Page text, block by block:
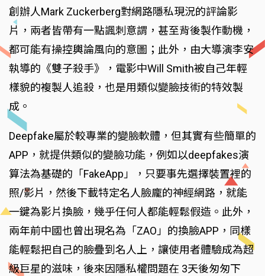
創辦人Mark Zuckerberg對網路隱私現況的評論影
片，兩者皆帶有一點諷刺意謂，甚至背後製作動機，
都可能有操控輿論風向的意圖；此外，由大導演李安
執導的《雙子殺手》，電影中Will Smith被自己年輕
樣貌的複製人追殺，也是用類似變臉技術的特效製
成。
Deepfake屬於較專業的變臉軟體，但其實有些簡單的
APP，就提供類似的變臉功能，例如以deepfakes演
算法為基礎的「FakeApp」，只要事先選擇裝置裡的
照/影片，然後下載特定名人臉龐的神經網路，就能
一鍵為影片換臉，幾乎任何人都能輕鬆假造。此外，
兩年前中國也曾出現名為「ZAO」的換臉APP，同樣
能輕鬆把自己的臉疊到名人上，讓使用者體驗成為超
級巨星的滋味，後來因隱私權問題在 3天後匆匆下